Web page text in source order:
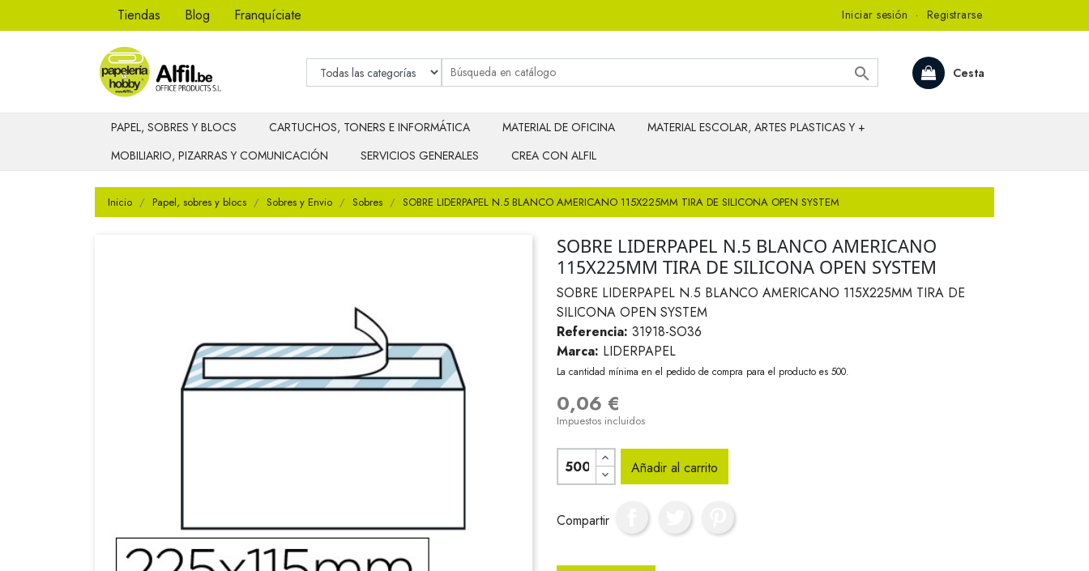
Tiendas Blog Franquíciate Iniciar sesión · Registrarse
Cesta

PAPEL, SOBRES Y BLOCS CARTUCHOS, TONERS E INFORMÁTICA MATERIAL DE OFICINA
MATERIAL ESCOLAR, ARTES PLASTICAS Y +
MOBILIARIO, PIZARRAS Y COMUNICACIÓN
SERVICIOS GENERALES CREA CON ALFIL
Inicio Papel, sobres y blocs Sobres y Envio Sobres SOBRE LIDERPAPEL N.5 BLANCO AMERICANO 115X225MM TIRA DE SILICONA OPEN SYSTEM
SOBRE LIDERPAPEL N.5 BLANCO AMERICANO
115X225MM TIRA DE SILICONA OPEN SYSTEM
SOBRE LIDERPAPEL N.5 BLANCO AMERICANO 115X225MM TIRA DE
SILICONA OPEN SYSTEM
Referencia: 31918-SO36
Marca: LIDERPAPEL
La cantidad mínima en el pedido de compra para el producto es 500.
0,06 €
Impuestos incluidos
Añadir al carrito
Compartir